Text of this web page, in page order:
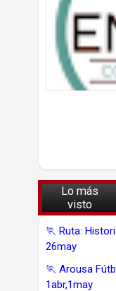
Lo más
visto
🏃 Ruta:
26may
🏃 Arousa
1abr,1may